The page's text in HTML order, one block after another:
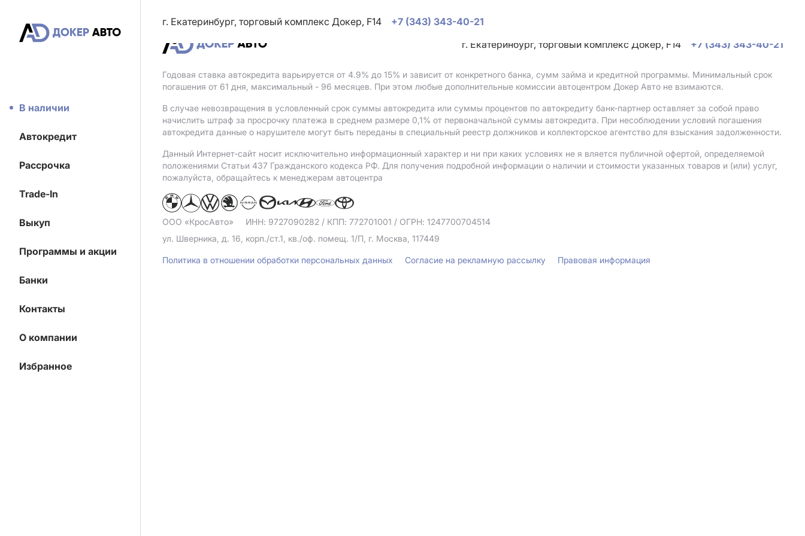
В наличии
Автокредит
Рассрочка
Trade-In
Выкуп
Программы и акции
Банки
Контакты
О компании
Избранное
г. Екатеринбург, торговый комплекс Докер, F14
+7 (343) 343-40-21
г. Екатеринбург, торговый комплекс Докер, F14
+7 (343) 343-40-21
Годовая ставка автокредита варьируется от 4.9% до 15% и зависит от конкретного банка, сумм займа и кредитной программы. Минимальный срок
погашения от 61 дня, максимальный - 96 месяцев. При этом любые дополнительные комиссии автоцентром Докер Авто не взимаются.
В случае невозвращения в условленный срок суммы автокредита или суммы процентов по автокредиту банк-партнер оставляет за собой право
начислить штраф за просрочку платежа в среднем размере 0,1% от первоначальной суммы автокредита. При несоблюдении условий погашения
автокредита данные о нарушителе могут быть переданы в специальный реестр должников и коллекторское агентство для взыскания задолженности.
Данный Интернет-сайт носит исключительно информационный характер и ни при каких условиях не я вляется публичной офертой, определяемой
положениями Статьи 437 Гражданского кодекса РФ. Для получения подробной информации о наличии и стоимости указанных товаров и (или) услуг,
пожалуйста, обращайтесь к менеджерам автоцентра
ООО «КросАвто» ИНН: 9727090282 / КПП: 772701001 / ОГРН: 1247700704514
ул. Шверника, д. 16, корп./ст.1, кв./оф. помещ. 1/П, г. Москва, 117449
Политика в отношении обработки персональных данных Согласие на рекламную рассылку Правовая информация